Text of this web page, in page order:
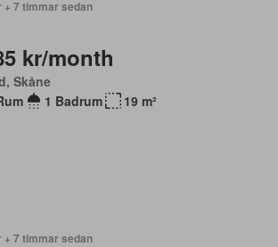
+ 7 timmar sedan
kr/month
Skåne
1 Badrum 19 m²
+ 7 timmar sedan